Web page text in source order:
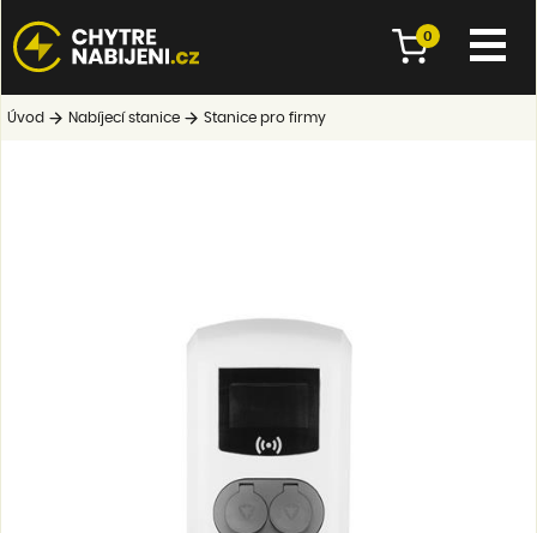
0
Úvod Nabíjecí stanice Stanice pro firmy